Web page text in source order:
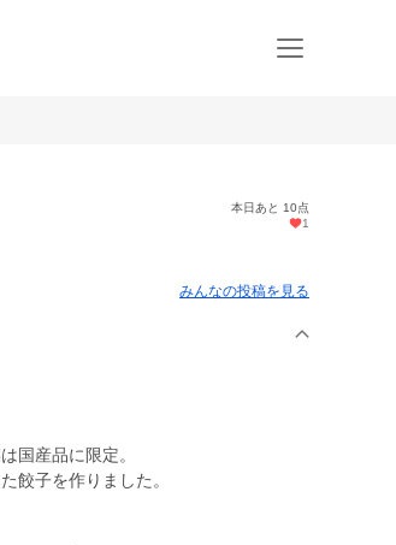
本日あと 10点
1
みんなの投稿を見る
国産品に限定。
餃子を作りました。